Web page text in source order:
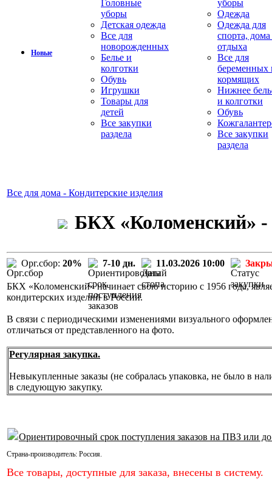
Новые
Головные
уборы
Детская одежда
Все для
новорожденных
Белье и
колготки
Обувь
Игрушки
Товары для
детей
Все закупки
раздела
уборы
Одежда
Одежда для
спорта,
отдыха
Все для
беременных
кормящих
Нижнее
и колготки
Обувь
Все закупки
раздела
Все для дома - Кондитерские изделия
БКХ «Коломенский»
Орг.сбор: 20% 7-10 дн. 11.03.2026 10:00
БКХ «Коломенский» начинает свою историю с 1956 года,
кондитерских изделий в России.
В связи с периодическими изменениями визуального
отличаться от представленного на фото.
Регулярная закупка.
Невыкупленные заказы (не собралась упаковка, не было в
в следующую закупку.
Ориентировочный срок поступления заказов на ПВЗ или
Страна-производитель: Россия.
Все товары, доступные для заказа, внесены в систему.